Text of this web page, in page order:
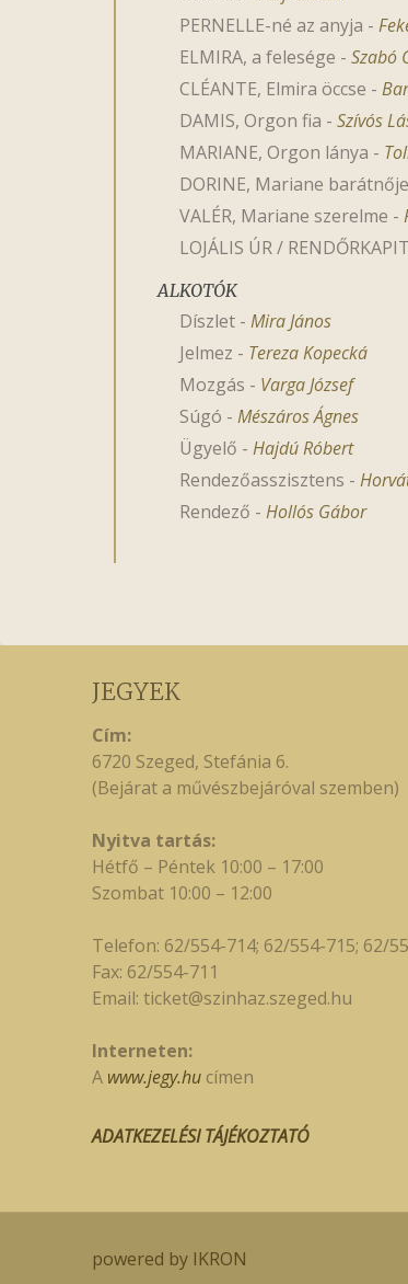
PERNELLE-né az anyja -
ELMIRA, a felesége - Szabó
CLÉANTE, Elmira öccse -
DAMIS, Orgon fia - Szívós
MARIANE, Orgon lánya -
DORINE, Mariane barátnője
VALÉR, Mariane szerelme -
LOJÁLIS ÚR /
ALKOTÓK
Díszlet - Mira János
Jelmez - Tereza Kopecká
Mozgás - Varga József
Súgó - Mészáros Ágnes
Ügyelő - Hajdú Róbert
Rendezőasszisztens -
Rendező - Hollós Gábor
JEGYEK
Cím:
6720 Szeged, Stefánia 6.
(Bejárat a művészbejáróval szemben)
Nyitva tartás:
Hétfő – Péntek 10:00 – 17:00
Szombat 10:00 – 12:00
Telefon: 62/554-714; 62/554-715; 62/
Fax: 62/554-711
Email: ticket@szinhaz.szeged.hu
Interneten:
A www.jegy.hu címen
ADATKEZELÉSI TÁJÉKOZTATÓ
powered by IKRON